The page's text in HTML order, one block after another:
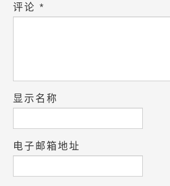
评论*
显示名称
电子邮箱地址